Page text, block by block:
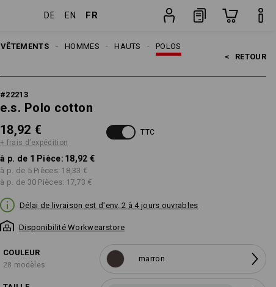
DE EN FR
VÊTEMENTS POLOS
HAUTS
HOMMES
< RETOUR
#22213
e.s. Polo cotton
18,92 €
+ frais d'expédition
TTC
à p. de 1 Pièce: 18,92 €
à p. de 5 Pièces: 18,33 €
à p. de 30 Pièces: 17,73 €
Délai de livraison est d'env. 2 à 4 jours ouvrables
Disponibilité Workwearstore
COULEUR
28 modèles
marron